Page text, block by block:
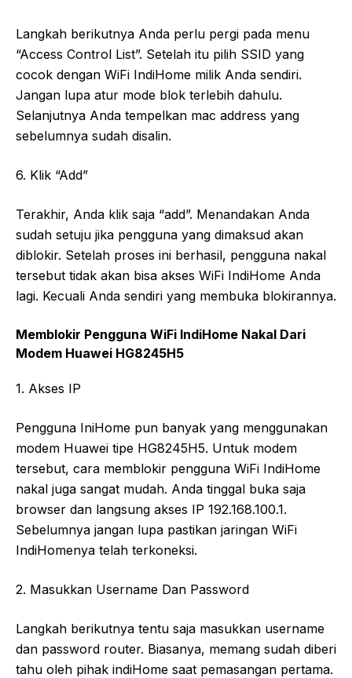
Langkah berikutnya Anda perlu pergi pada menu
“Access Control List”. Setelah itu pilih SSID yang
cocok dengan WiFi IndiHome milik Anda sendiri.
Jangan lupa atur mode blok terlebih dahulu.
Selanjutnya Anda tempelkan mac address yang
sebelumnya sudah disalin.
6. Klik “Add”
Terakhir, Anda klik saja “add”. Menandakan Anda
sudah setuju jika pengguna yang dimaksud akan
diblokir. Setelah proses ini berhasil, pengguna nakal
tersebut tidak akan bisa akses WiFi IndiHome Anda
lagi. Kecuali Anda sendiri yang membuka blokirannya.
Memblokir Pengguna WiFi IndiHome Nakal Dari
Modem Huawei HG8245H5
1. Akses IP
Pengguna IniHome pun banyak yang menggunakan
modem Huawei tipe HG8245H5. Untuk modem
tersebut, cara memblokir pengguna WiFi IndiHome
nakal juga sangat mudah. Anda tinggal buka saja
browser dan langsung akses IP 192.168.100.1.
Sebelumnya jangan lupa pastikan jaringan WiFi
IndiHomenya telah terkoneksi.
2. Masukkan Username Dan Password
Langkah berikutnya tentu saja masukkan username
dan password router. Biasanya, memang sudah diberi
tahu oleh pihak indiHome saat pemasangan pertama.